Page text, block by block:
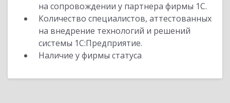
на сопровождении у партнера фирмы 1С.
Количество специалистов, аттестованных
на внедрение технологий и решений
системы 1С:Предприятие.
Наличие у фирмы статуса